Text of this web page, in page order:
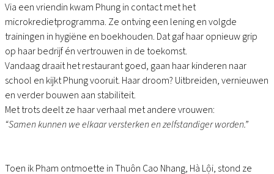
Via een vriendin kwam Phung in contact met het
microkredietprogramma. Ze ontving een lening en volgde
trainingen in hygiëne en boekhouden. Dat gaf haar opnieuw grip
op haar bedrijf én vertrouwen in de toekomst.
Vandaag draait het restaurant goed, gaan haar kinderen naar
school en kijkt Phung vooruit. Haar droom? Uitbreiden, vernieuwen
en verder bouwen aan stabiliteit.
Met trots deelt ze haar verhaal met andere vrouwen:
“Samen kunnen we elkaar versterken en zelfstandiger worden.”
Toen ik Pham ontmoette in Thuôn Cao Nhang, Hà Lội, stond ze